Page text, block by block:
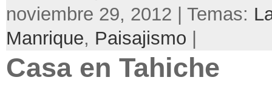
noviembre 29, 2012 | Temas:
Manrique, Paisajismo
Casa en Tahiche